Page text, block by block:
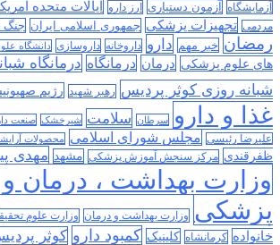
آزمایشگاه آزمون دستیاری ارز دارو ایالات متحده
مردمی تجهیزات پزشکی جمهوری اسلامی ایران جنگ
رمضان خبر مهم دارو داروخانه داروسازی دانشگاه
های علوم پزشکی درمان درمانگاه درمانگاه
شبانه روزی کوثر پردیس رهبر شهید رژیم
غذا و دارو
سرطان سلامت شیرخشک صنعت
علیرضا رئیسی مجلس شورای اسلامی محصولات
ظفرقندی مرکز سنجش آموزش پزشکی مشهد مهدی
وزارت بهداشت ، درمان
پزشکی
وزارت بهداشت و درمان وزارت علوم
خانواده کرمانشاه کلینیک کمبود دارو کوثر